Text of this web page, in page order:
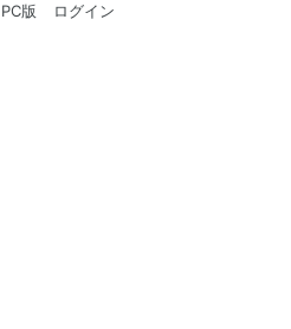
PC版 ログイン